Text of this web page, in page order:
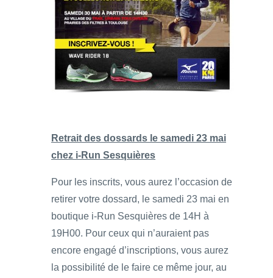
Retrait des dossards le samedi 23 mai
chez i-Run Sesquières
Pour les inscrits, vous aurez l’occasion de
retirer votre dossard, le samedi 23 mai en
boutique i-Run Sesquières de 14H à
19H00. Pour ceux qui n’auraient pas
encore engagé d’inscriptions, vous aurez
la possibilité de le faire ce même jour, au